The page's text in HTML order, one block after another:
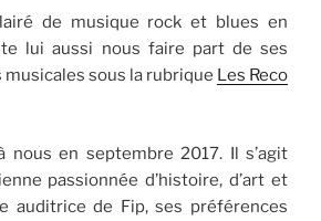
de musique rock et blues en
lui aussi nous faire part de ses
sous la rubrique Les Reco
nous en septembre 2017. Il s’agit
passionnée d’histoire, d’art et
auditrice de Fip, ses préférences